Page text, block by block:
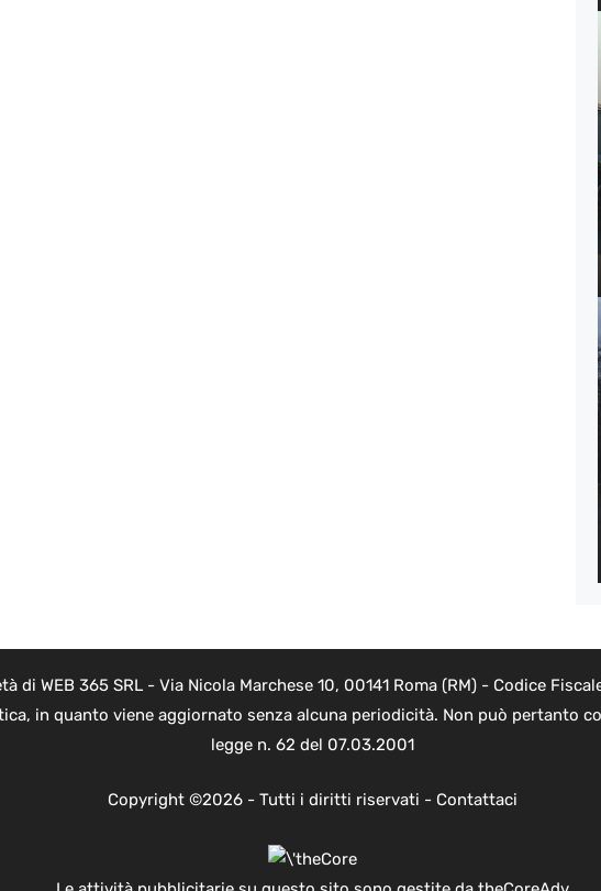
di WEB 365 SRL - Via Nicola Marchese 10, 00141 Roma (RM) - Codice
in quanto viene aggiornato senza alcuna periodicità. Non può pertanto
legge n. 62 del 07.03.2001
Copyright ©2026 - Tutti i diritti riservati - Contattaci